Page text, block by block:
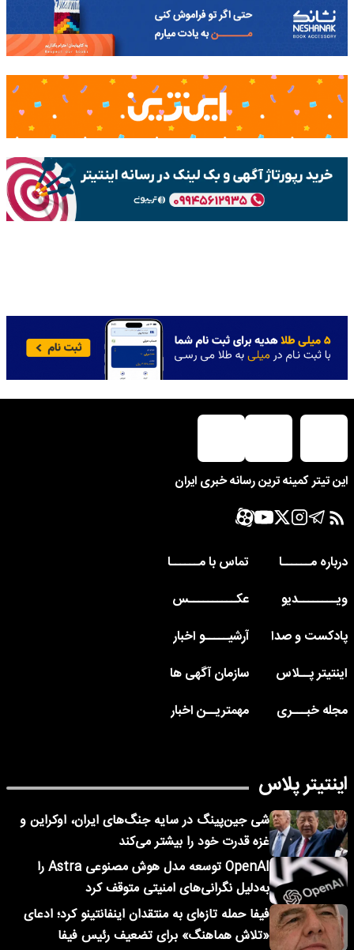
این تیتر کمینه ترین رسانه خبری ایران
درباره مــــــا
تماس با مــــــا
ویــــــــدیو
عکــــــــــس
پادکست و صدا
آرشیـــــو اخبار
اینتیتر پــلاس
سازمان آگهی ها
مجله خبـــری
مهمتریــن اخبار
اینتیتر پلاس
شی جین‌پینگ در سایه جنگ‌های ایران، اوکراین و
غزه قدرت خود را بیشتر می‌کند
OpenAI توسعه مدل هوش مصنوعی Astra را
به‌دلیل نگرانی‌های امنیتی متوقف کرد
فیفا حمله تازه‌ای به منتقدان اینفانتینو کرد؛ ادعای
«تلاش هماهنگ» برای تضعیف رئیس فیفا